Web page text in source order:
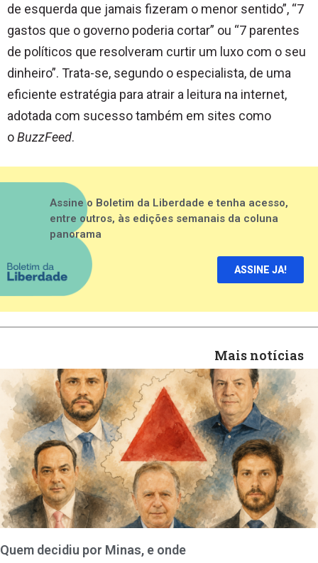
de esquerda que jamais fizeram o menor sentido”, “7
gastos que o governo poderia cortar” ou “7 parentes
de políticos que resolveram curtir um luxo com o seu
dinheiro”. Trata-se, segundo o especialista, de uma
eficiente estratégia para atrair a leitura na internet,
adotada com sucesso também em sites como
oBuzzFeed.
Assine o Boletim da Liberdade e tenha acesso,
entre outros, às edições semanais da coluna
panorama
ASSINE JA!
Mais notícias
Quem decidiu por Minas, e onde